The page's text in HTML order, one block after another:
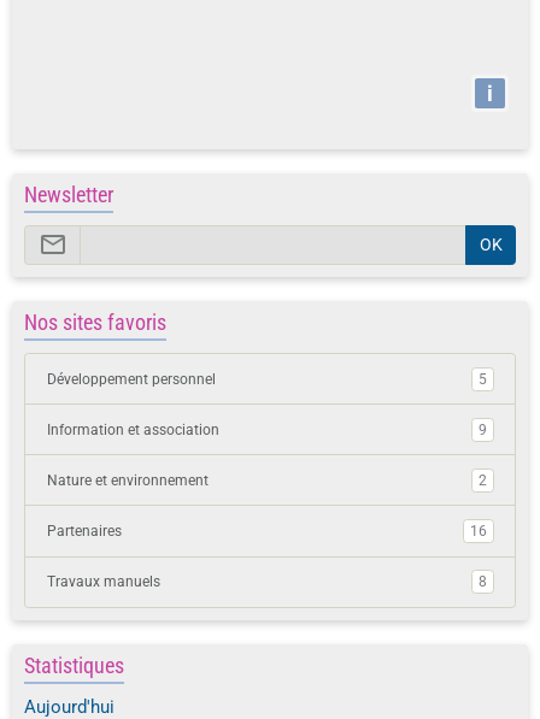
i
Newsletter
OK
Nos sites favoris
Développement personnel 5
Information et association 9
Nature et environnement 2
Partenaires 16
Travaux manuels 8
Statistiques
Aujourd'hui